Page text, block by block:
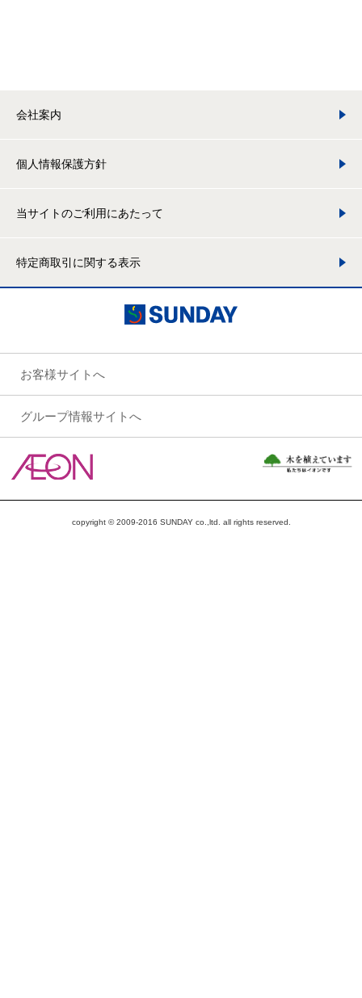
会社案内
個人情報保護方針
当サイトのご利用にあたって
特定商取引に関する表示
お客様サイトへ
グループ情報サイトへ
copyright © 2009-2016 SUNDAY co.,ltd. all rights reserved.